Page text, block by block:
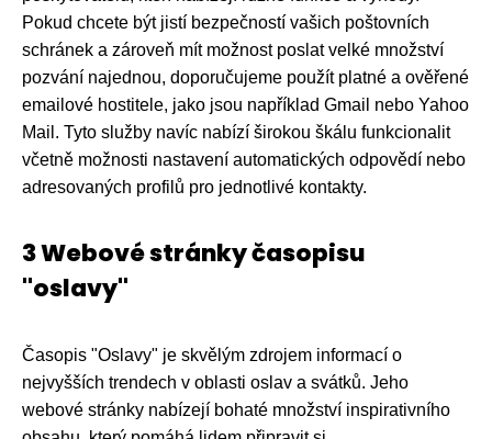
Pokud chcete být jistí bezpečností vašich poštovních
schránek a zároveň mít možnost poslat velké množství
pozvání najednou, doporučujeme použít platné a ověřené
emailové hostitele, jako jsou například Gmail nebo Yahoo
Mail. Tyto služby navíc nabízí širokou škálu funkcionalit
včetně možnosti nastavení automatických odpovědí nebo
adresovaných profilů pro jednotlivé kontakty.
3 Webové stránky časopisu
"oslavy"
Časopis "Oslavy" je skvělým zdrojem informací o
nejvyšších trendech v oblasti oslav a svátků. Jeho
webové stránky nabízejí bohaté množství inspirativního